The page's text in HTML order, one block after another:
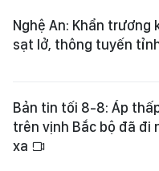
Nghệ An: Khẩn trương
sạt lở, thông tuyến
Bản tin tối 8-8: Áp
trên vịnh Bắc bộ đã đi
xa